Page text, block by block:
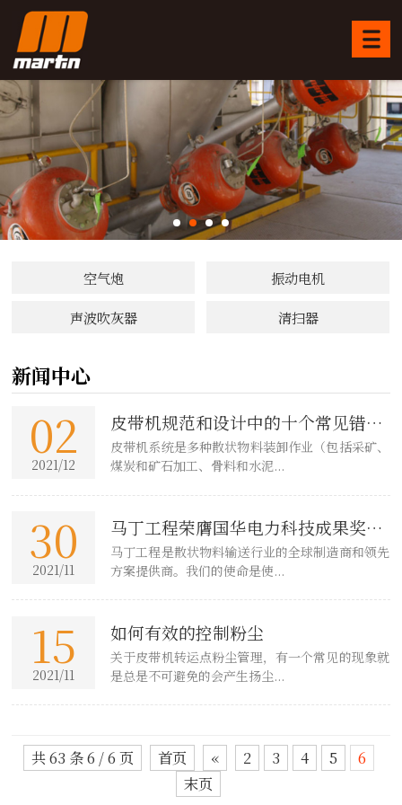
空气炮 振动电机
声波吹灰器 清扫器
新闻中心
02
2021/12
皮带机规范和设计中的十个常见错误
和规避方...
皮带机系统是多种散状物料装卸作业（包括采矿、
煤炭和矿石加工、骨料和水泥...
30
2021/11
马丁工程荣膺国华电力科技成果奖一
等奖
马丁工程是散状物料输送行业的全球制造商和领先
方案提供商。我们的使命是使...
15
2021/11
如何有效的控制粉尘
关于皮带机转运点粉尘管理，有一个常见的现象就
是总是不可避免的会产生扬尘...
共 63 条 6 / 6 页 首页 « 2 3 4 5
6
末页